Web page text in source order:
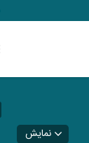
نمایش